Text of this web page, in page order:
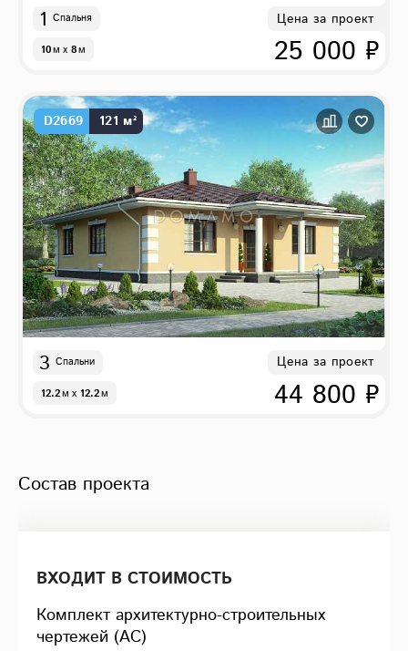
1 Спальня
10м x 8м
Цена за проект
25 000 ₽
D2669 121 м²
3 Спальни
12.2м x 12.2м
Цена за проект
44 800 ₽
Состав проекта
ВХОДИТ В СТОИМОСТЬ
Комплект архитектурно-строительных
чертежей (АС)